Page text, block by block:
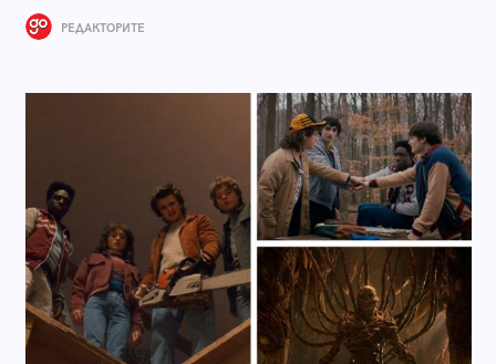
РЕДАКТОРИТЕ